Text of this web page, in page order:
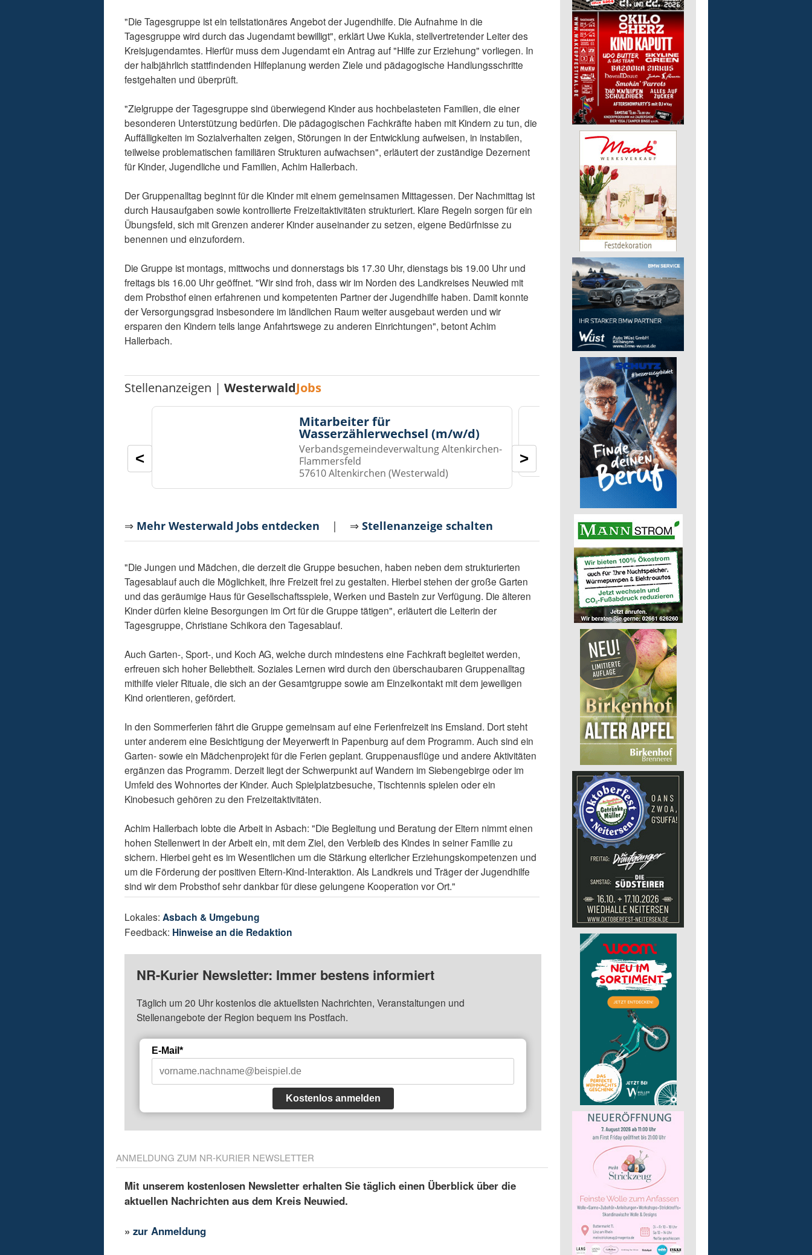
"Die Tagesgruppe ist ein teilstationäres Angebot der Jugendhilfe. Die Aufnahme in die
Tagesgruppe wird durch das Jugendamt bewilligt", erklärt Uwe Kukla, stellvertretender Leiter des
Kreisjugendamtes. Hierfür muss dem Jugendamt ein Antrag auf "Hilfe zur Erziehung" vorliegen. In
der halbjährlich stattfindenden Hilfeplanung werden Ziele und pädagogische Handlungsschritte
festgehalten und überprüft.
"Zielgruppe der Tagesgruppe sind überwiegend Kinder aus hochbelasteten Familien, die einer
besonderen Unterstützung bedürfen. Die pädagogischen Fachkräfte haben mit Kindern zu tun, die
Auffälligkeiten im Sozialverhalten zeigen, Störungen in der Entwicklung aufweisen, in instabilen,
teilweise problematischen familiären Strukturen aufwachsen", erläutert der zuständige Dezernent
für Kinder, Jugendliche und Familien, Achim Hallerbach.
Der Gruppenalltag beginnt für die Kinder mit einem gemeinsamen Mittagessen. Der Nachmittag ist
durch Hausaufgaben sowie kontrollierte Freizeitaktivitäten strukturiert. Klare Regeln sorgen für ein
Übungsfeld, sich mit Grenzen anderer Kinder auseinander zu setzen, eigene Bedürfnisse zu
benennen und einzufordern.
Die Gruppe ist montags, mittwochs und donnerstags bis 17.30 Uhr, dienstags bis 19.00 Uhr und
freitags bis 16.00 Uhr geöffnet. "Wir sind froh, dass wir im Norden des Landkreises Neuwied mit
dem Probsthof einen erfahrenen und kompetenten Partner der Jugendhilfe haben. Damit konnte
der Versorgungsgrad insbesondere im ländlichen Raum weiter ausgebaut werden und wir
ersparen den Kindern teils lange Anfahrtswege zu anderen Einrichtungen", betont Achim
Hallerbach.
Stellenanzeigen |WesterwaldJobs
Mitarbeiter für
Wasserzählerwechsel (m/w/d)
Verbandsgemeindeverwaltung Altenkirchen-
Flammersfeld
57610 Altenkirchen (Westerwald)
Finanz- und
(m/w/d)
Pusch AG
56242 Marienrachdorf
< >
⇒ Mehr Westerwald Jobs entdecken | ⇒Stellenanzeige schalten
"Die Jungen und Mädchen, die derzeit die Gruppe besuchen, haben neben dem strukturierten
Tagesablauf auch die Möglichkeit, ihre Freizeit frei zu gestalten. Hierbei stehen der große Garten
und das geräumige Haus für Gesellschaftsspiele, Werken und Basteln zur Verfügung. Die älteren
Kinder dürfen kleine Besorgungen im Ort für die Gruppe tätigen", erläutert die Leiterin der
Tagesgruppe, Christiane Schikora den Tagesablauf.
Auch Garten-, Sport-, und Koch AG, welche durch mindestens eine Fachkraft begleitet werden,
erfreuen sich hoher Beliebtheit. Soziales Lernen wird durch den überschaubaren Gruppenalltag
mithilfe vieler Rituale, die sich an der Gesamtgruppe sowie am Einzelkontakt mit dem jeweiligen
Kind orientieren, gefördert.
In den Sommerferien fährt die Gruppe gemeinsam auf eine Ferienfreizeit ins Emsland. Dort steht
unter anderem eine Besichtigung der Meyerwerft in Papenburg auf dem Programm. Auch sind ein
Garten- sowie ein Mädchenprojekt für die Ferien geplant. Gruppenausflüge und andere Aktivitäten
ergänzen das Programm. Derzeit liegt der Schwerpunkt auf Wandern im Siebengebirge oder im
Umfeld des Wohnortes der Kinder. Auch Spielplatzbesuche, Tischtennis spielen oder ein
Kinobesuch gehören zu den Freizeitaktivitäten.
Achim Hallerbach lobte die Arbeit in Asbach: "Die Begleitung und Beratung der Eltern nimmt einen
hohen Stellenwert in der Arbeit ein, mit dem Ziel, den Verbleib des Kindes in seiner Familie zu
sichern. Hierbei geht es im Wesentlichen um die Stärkung elterlicher Erziehungskompetenzen und
um die Förderung der positiven Eltern-Kind-Interaktion. Als Landkreis und Träger der Jugendhilfe
sind wir dem Probsthof sehr dankbar für diese gelungene Kooperation vor Ort."
Lokales:Asbach & Umgebung
Feedback: Hinweise an die Redaktion
NR-Kurier Newsletter: Immer bestens informiert
Täglich um 20 Uhr kostenlos die aktuellsten Nachrichten, Veranstaltungen und
Stellenangebote der Region bequem ins Postfach.
E-Mail*
Kostenlos anmelden
ANMELDUNG ZUM NR-KURIER NEWSLETTER
Mit unserem kostenlosen Newsletter erhalten Sie täglich einen Überblick über die
aktuellen Nachrichten aus dem Kreis Neuwied.
»zur Anmeldung